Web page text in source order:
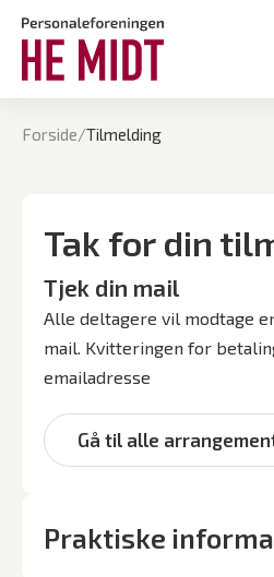
Forside/Tilmelding
Tak for din
Tjek din mail
Alle deltagere vil modtage
mail. Kvitteringen for
emailadresse
Gå til alle
Praktiske